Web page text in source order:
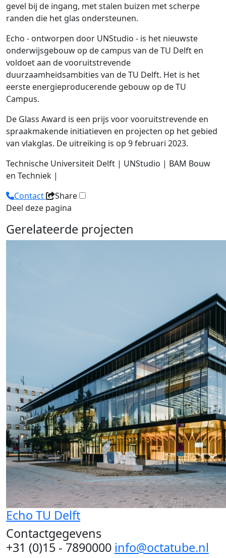
gevel bij de ingang, met stalen buizen met scherpe
randen die het glas ondersteunen.
Echo - ontworpen door UNStudio - is het nieuwste
onderwijsgebouw op de campus van de TU Delft en
voldoet aan de vooruitstrevende
duurzaamheidsambities van de TU Delft. Het is het
eerste energieproducerende gebouw op de TU
Campus.
De Glass Award is een prijs voor vooruitstrevende en
spraakmakende initiatieven en projecten op het gebied
van vlakglas. De uitreiking is op 9 februari 2023.
Technische Universiteit Delft | UNStudio | BAM Bouw
en Techniek |
Contact
Share
Deel deze pagina
Gerelateerde projecten
Echo TU Delft
Contactgegevens
+31 (0)15 - 7890000 info@octatube.nl